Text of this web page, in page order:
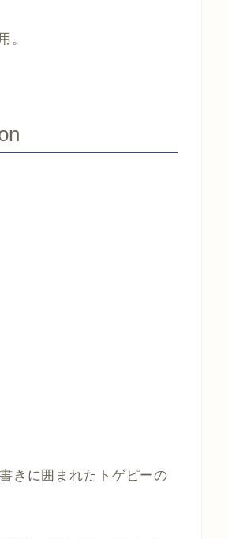
。
きに囲まれたトゲピーの